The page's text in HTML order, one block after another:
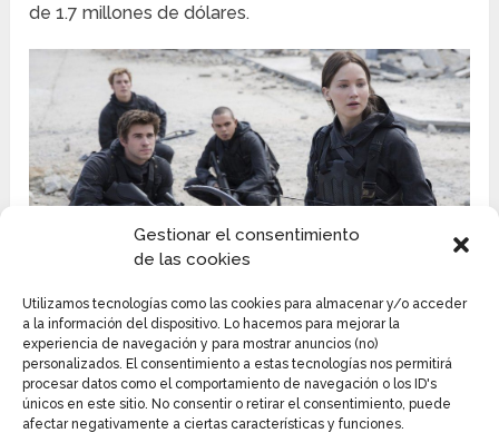
Gestionar el consentimiento
de las cookies
Utilizamos tecnologías como las cookies para almacenar y/o acceder
a la información del dispositivo. Lo hacemos para mejorar la
experiencia de navegación y para mostrar anuncios (no)
personalizados. El consentimiento a estas tecnologías nos permitirá
procesar datos como el comportamiento de navegación o los ID's
únicos en este sitio. No consentir o retirar el consentimiento, puede
afectar negativamente a ciertas características y funciones.
de 1.7 millones de dólares.
OKSANA SHIGANOVA
La primera no es ni más ni menos que Oksana
Shiganova, una joven de 28 años del Ártico ruso.